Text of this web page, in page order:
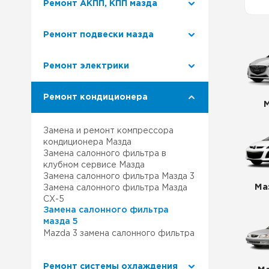
Ремонт АКПП, КПП мазда
Ремонт подвески мазда
Ремонт электрики
Ремонт кондиционера
Замена и ремонт компрессора
кондиционера Мазда
Замена салонного фильтра в
клубном сервисе Мазда
Замена салонного фильтра Мазда 3
Замена салонного фильтра Мазда
СХ-5
Замена салонного фильтра
мазда 5
Мazda 3 замена салонного фильтра
Ремонт системы охлаждения